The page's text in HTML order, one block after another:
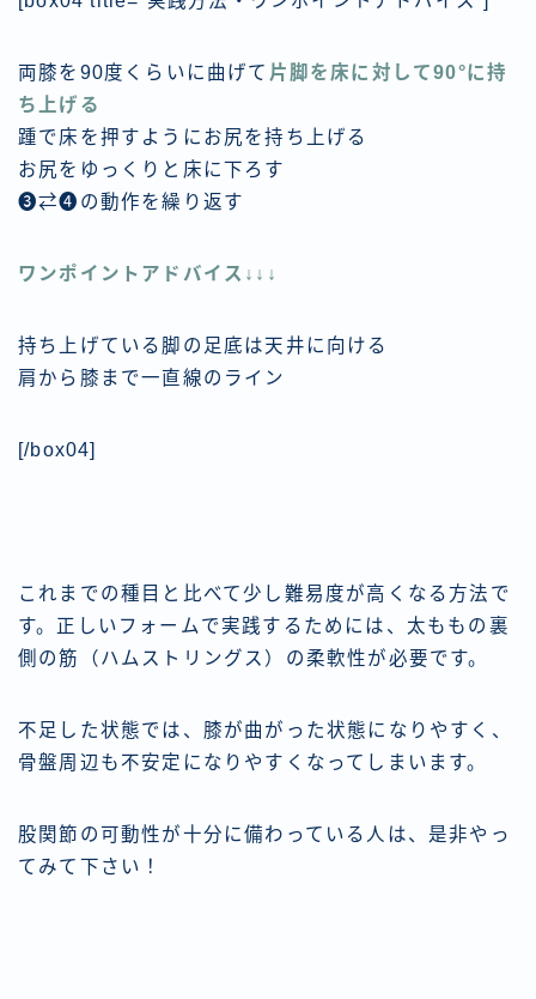
両膝を90度くらいに曲げて 片脚を床に対して90°に持
ち上げる
踵で床を押すようにお尻を持ち上げる
お尻をゆっくりと床に下ろす
❸⇄❹の動作を繰り返す
ワンポイントアドバイス↓↓↓
持ち上げている脚の足底は天井に向ける
肩から膝まで一直線のライン
[/box04]
これまでの種目と比べて少し難易度が高くなる方法で
す。正しいフォームで実践するためには、太ももの裏
側の筋（ハムストリングス）の柔軟性が必要です。
不足した状態では、膝が曲がった状態になりやすく、
骨盤周辺も不安定になりやすくなってしまいます。
股関節の可動性が十分に備わっている人は、是非やっ
てみて下さい！